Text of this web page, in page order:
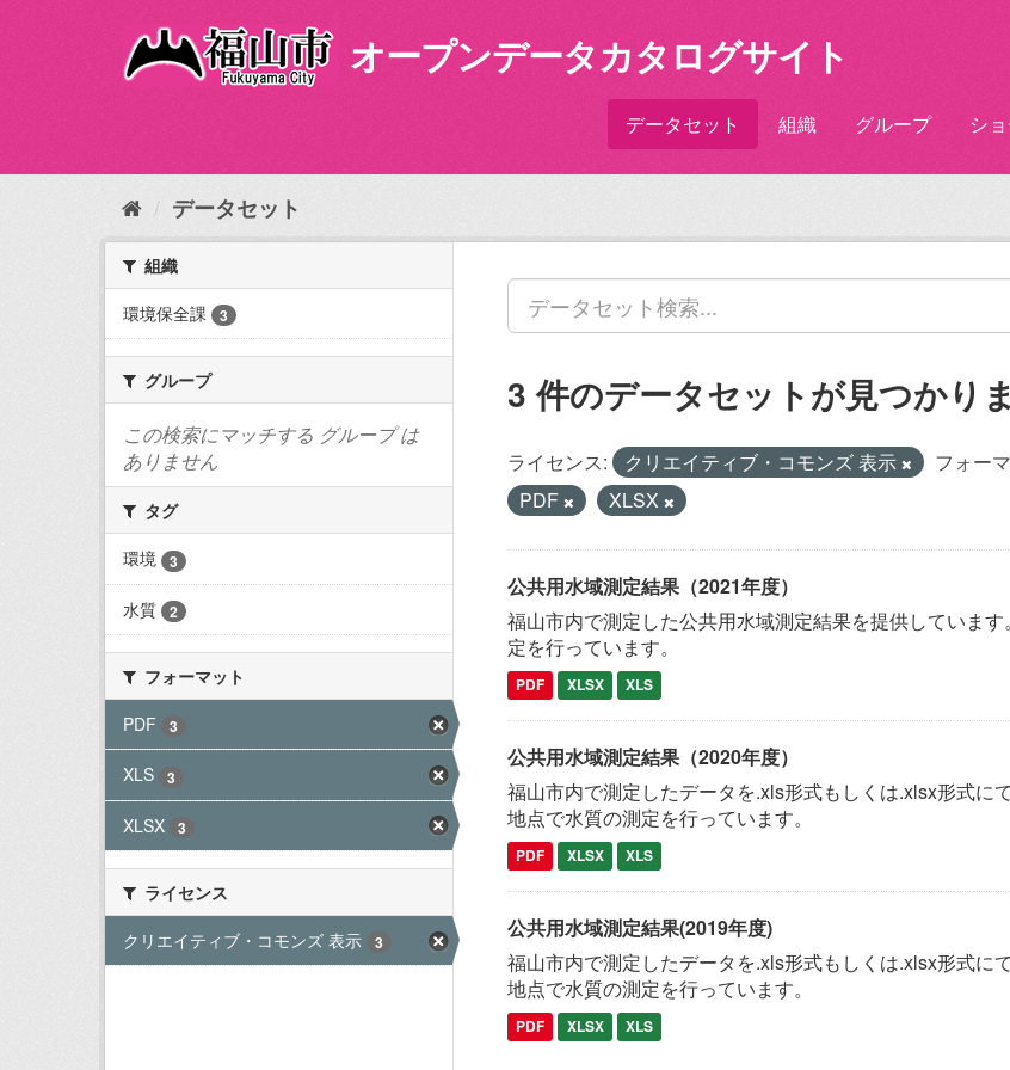
内
オープンデータカタログサイト
データセット 組織 グループ シ
データセット
組織
環境保全課
3
グループ
この検索にマッチする グループ は
ありません
タグ
環境
3
水質 2
フォーマット
PDF
3
XLS 3
XLSX 3
ライセンス
クリエイティブ・コモンズ 表示
3
3 件のデータセットが見つかり
ライセンス: クリエイティブ・コモンズ 表示 フォー
PDF
XLSX
公共用水域測定結果（2021年度）
福山市内で測定した公共用水域測定結果を提供していま
定を行っています。
PDF XLSX XLS
公共用水域測定結果（2020年度）
福山市内で測定したデータを.xls形式もしくは.xlsx形式に
地点で水質の測定を行っています。
PDF XLSX XLS
公共用水域測定結果(2019年度)
福山市内で測定したデータを.xls形式もしくは.xlsx形式に
地点で水質の測定を行っています。
PDF XLSX XLS